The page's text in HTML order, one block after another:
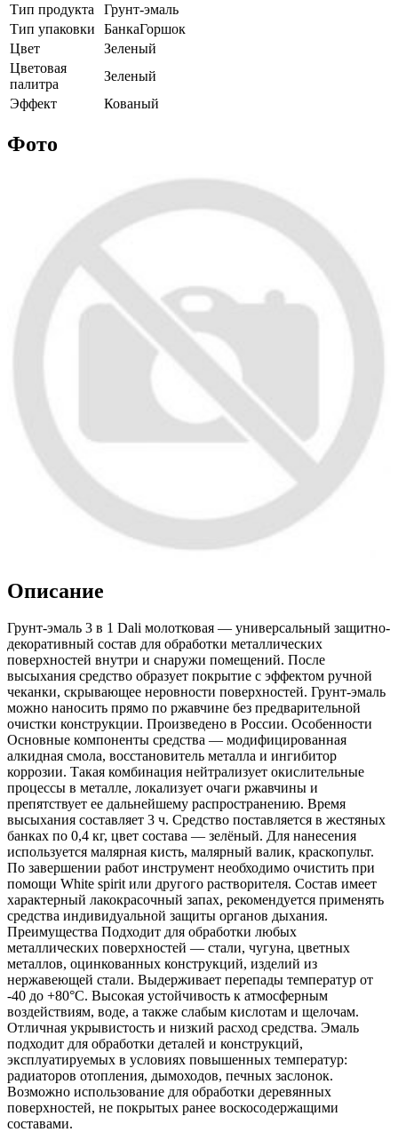
Тип продукта
Грунт-эмаль
Тип упаковки
БанкаГоршок
Цвет
Зеленый
Цветовая
палитра
Зеленый
Эффект
Кованый
Фото
Описание
Грунт-эмаль 3 в 1 Dali молотковая — универсальный защитно-
декоративный состав для обработки металлических
поверхностей внутри и снаружи помещений. После
высыхания средство образует покрытие с эффектом ручной
чеканки, скрывающее неровности поверхностей. Грунт-эмаль
можно наносить прямо по ржавчине без предварительной
очистки конструкции. Произведено в России. Особенности
Основные компоненты средства — модифицированная
алкидная смола, восстановитель металла и ингибитор
коррозии. Такая комбинация нейтрализует окислительные
процессы в металле, локализует очаги ржавчины и
препятствует ее дальнейшему распространению. Время
высыхания составляет 3 ч. Средство поставляется в жестяных
банках по 0,4 кг, цвет состава — зелёный. Для нанесения
используется малярная кисть, малярный валик, краскопульт.
По завершении работ инструмент необходимо очистить при
помощи White spirit или другого растворителя. Состав имеет
характерный лакокрасочный запах, рекомендуется применять
средства индивидуальной защиты органов дыхания.
Преимущества Подходит для обработки любых
металлических поверхностей — стали, чугуна, цветных
металлов, оцинкованных конструкций, изделий из
нержавеющей стали. Выдерживает перепады температур от
-40 до +80°С. Высокая устойчивость к атмосферным
воздействиям, воде, а также слабым кислотам и щелочам.
Отличная укрывистость и низкий расход средства. Эмаль
подходит для обработки деталей и конструкций,
эксплуатируемых в условиях повышенных температур:
радиаторов отопления, дымоходов, печных заслонок.
Возможно использование для обработки деревянных
поверхностей, не покрытых ранее воскосодержащими
составами.